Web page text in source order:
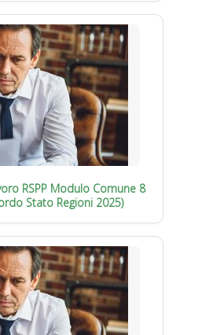
RSPP Modulo Comune 8
Stato Regioni 2025)